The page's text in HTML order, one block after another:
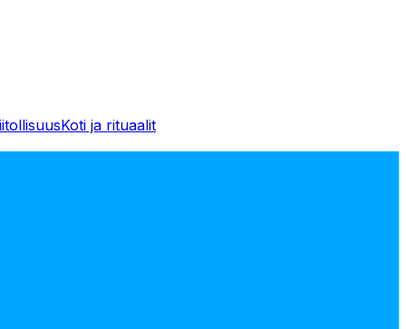
Koti ja rituaalit